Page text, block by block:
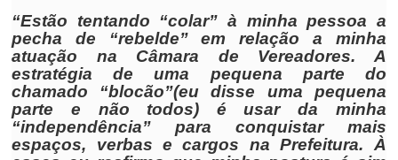
“Estão tentando “colar” à minha pessoa a
pecha de “rebelde” em relação a minha
atuação na Câmara de Vereadores. A
estratégia de uma pequena parte do
chamado “blocão”(eu disse uma pequena
parte e não todos) é usar da minha
“independência” para conquistar mais
espaços, verbas e cargos na Prefeitura. À